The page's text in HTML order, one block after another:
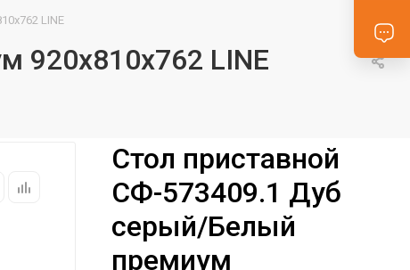
LINE
920х810х762 LINE
Стол приставной
СФ-573409.1 Дуб
серый/Белый
премиум